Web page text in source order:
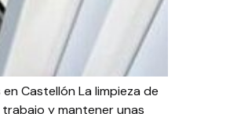
Castellón La limpieza de
y mantener unas